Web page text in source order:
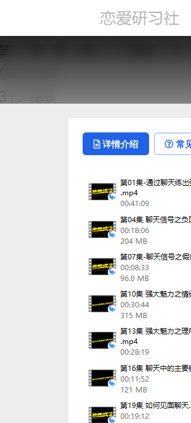
详情介绍 常